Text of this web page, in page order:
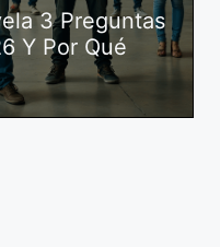
3 Preguntas
Y Por Qué